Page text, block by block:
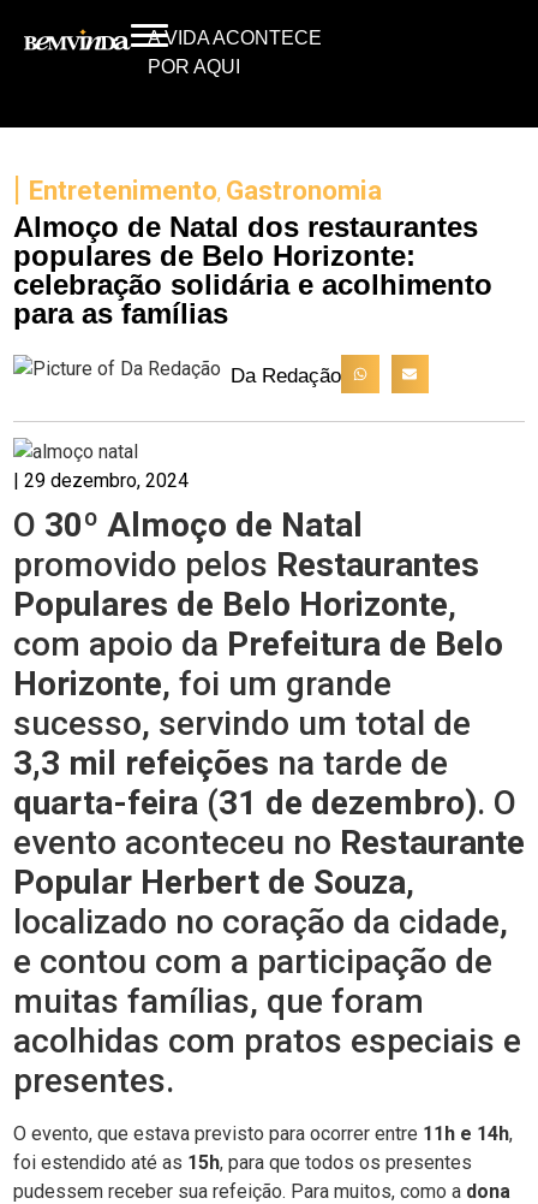
A VIDA ACONTECE
POR AQUI
| Entretenimento, Gastronomia
Almoço de Natal dos restaurantes
populares de Belo Horizonte:
celebração solidária e acolhimento
para as famílias
Da Redação
| 29 dezembro, 2024
O 30º Almoço de Natal
promovido pelos Restaurantes
Populares de Belo Horizonte,
com apoio da Prefeitura de Belo
Horizonte, foi um grande
sucesso, servindo um total de
3,3 mil refeições na tarde de
quarta-feira (31 de dezembro). O
evento aconteceu no Restaurante
Popular Herbert de Souza,
localizado no coração da cidade,
e contou com a participação de
muitas famílias, que foram
acolhidas com pratos especiais e
presentes.
O evento, que estava previsto para ocorrer entre 11h e 14h,
foi estendido até as 15h, para que todos os presentes
pudessem receber sua refeição. Para muitos, como a dona